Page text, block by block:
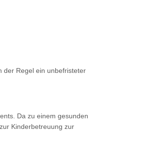
der Regel ein unbefristeter
Da zu einem gesunden
Kinderbetreuung zur